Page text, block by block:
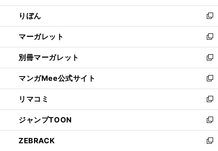
開
く
ウ
で
開
く
ン
ド
ウ
で
開
く
ウ
ィ
ン
ド
ウ
で
開
く
りぼん
新
し
い
ウ
ィ
ン
ド
ウ
で
開
く
マーガレット
新
し
い
ウ
ィ
ン
ド
ウ
で
開
く
別冊マーガレット
新
し
い
ウ
ィ
ン
ド
ウ
で
マンガMee公式サイト
新
し
い
ウ
ィ
ン
ド
リマコミ
新
し
い
ウ
ィ
ジャンプTOON
新
し
い
ZEBRACK
新